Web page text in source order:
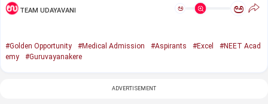
TEAM UDAYAVANI ಅ ಅ
#Golden Opportunity #Medical Admission #Aspirants #Excel
#NEET Acad
emy
#Guruvayanakere
ADVERTISEMENT